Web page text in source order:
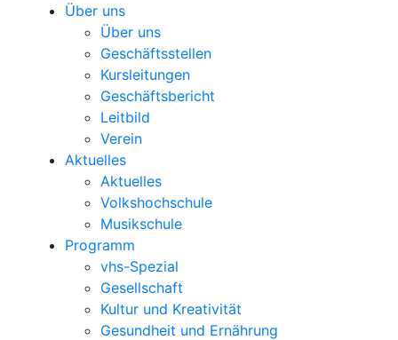
Über uns
Über uns
Geschäftsstellen
Kursleitungen
Geschäftsbericht
Leitbild
Verein
Aktuelles
Aktuelles
Volkshochschule
Musikschule
Programm
vhs-Spezial
Gesellschaft
Kultur und Kreativität
Gesundheit und Ernährung